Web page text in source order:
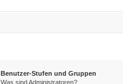
Benutzer-Stufen und Gruppen
Was sind Administratoren?